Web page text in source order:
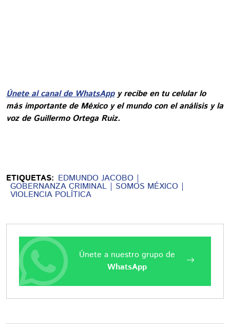
Únete al canal de WhatsAppy recibe en tu celular lo
más importante de México y el mundo con el análisis y la
voz de Guillermo Ortega Ruiz.
ETIQUETAS: EDMUNDO JACOBO
GOBERNANZA CRIMINAL SOMOS MÉXICO
VIOLENCIA POLÍTICA
Únete a nuestro grupo de
WhatsApp